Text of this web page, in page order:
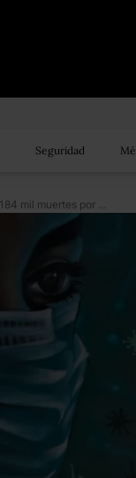
Seguridad
México supera las 184 mil muertes por COVID; este sábado llegan 800 mil dosis de Sinovac